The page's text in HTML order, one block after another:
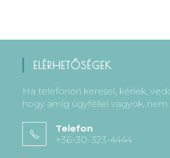
ELÉRHETŐSÉGEK
Ha telefonon keresel, kérlek,
hogy amíg ügyféllel vagyok,
Telefon
+36-30-323-4444